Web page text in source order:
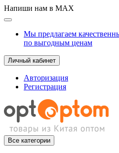
Напиши нам в MAX
Мы предлагаем
по выгодным ценам
Личный кабинет
Авторизация
Регистрация
Все категории